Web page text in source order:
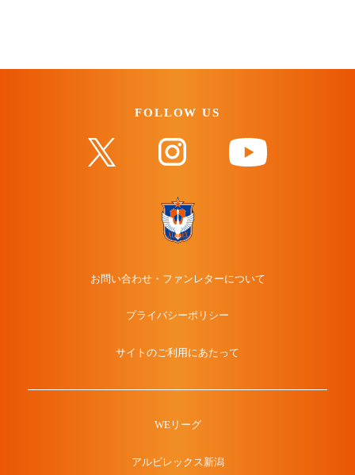
FOLLOW US
お問い合わせ・ファンレターについて
プライバシーポリシー
サイトのご利用にあたって
WEリーグ
アルビレックス新潟